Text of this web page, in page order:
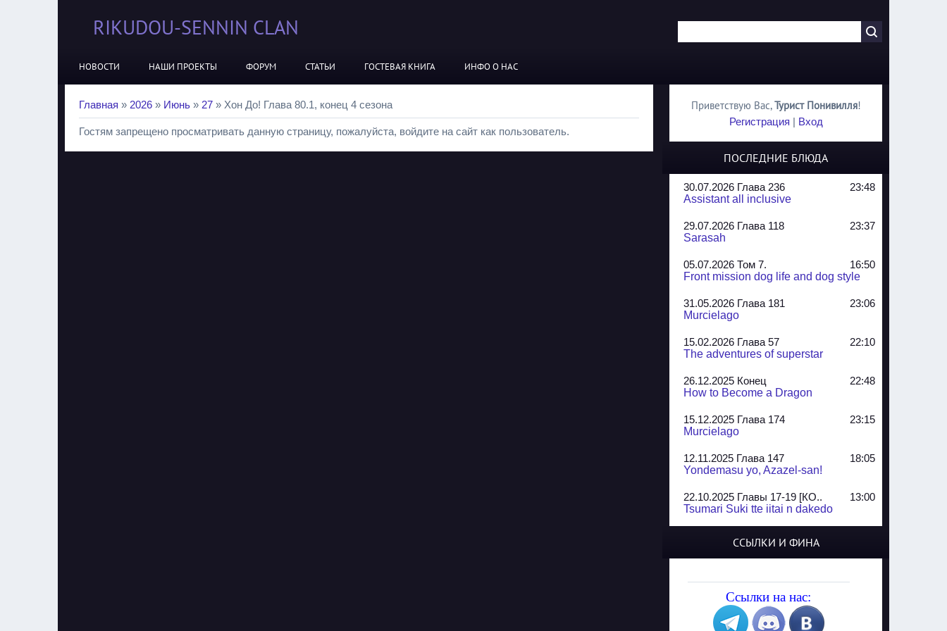
RIKUDOU-SENNIN CLAN
НОВОСТИ НАШИ ПРОЕКТЫ ФОРУМ СТАТЬИ ГОСТЕВАЯ КНИГА ИНФО О НАС
Главная » 2026 » Июнь » 27 » Хон До! Глава 80.1, конец 4 сезона
Гостям запрещено просматривать данную страницу, пожалуйста, войдите на сайт как пользователь.
Приветствую Вас,Турист Понивилля!
Регистрация | Вход
ПОСЛЕДНИЕ БЛЮДА
30.07.2026 Глава 236
23:48
Assistant all inclusive
29.07.2026 Глава 118
23:37
Sarasah
05.07.2026 Том 7.
16:50
Front mission dog life and dog style
31.05.2026 Глава 181
23:06
Murcielago
15.02.2026 Глава 57
22:10
The adventures of superstar
26.12.2025 Конец
22:48
How to Become a Dragon
15.12.2025 Глава 174
23:15
Murcielago
12.11.2025 Глава 147
18:05
Yondemasu yo, Azazel-san!
22.10.2025 Главы 17-19 [КО..
13:00
Tsumari Suki tte iitai n dakedo
Jungle Juice
Yozakura Shijuusou
08.08.2025 Глава 50
A Compendium of Ghosts
ССЫЛКИ И ФИНА
Ссылки на нас: